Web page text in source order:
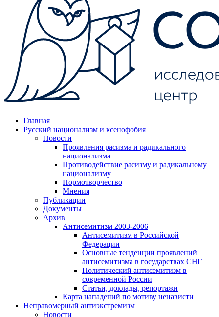
Главная
Русский национализм и ксенофобия
Новости
Проявления расизма и радикального
национализма
Противодействие расизму и радикальному
национализму
Нормотворчество
Мнения
Публикации
Документы
Архив
Антисемитизм 2003-2006
Антисемитизм в Российской
Федерации
Основные тенденции проявлений
антисемитизма в государствах СНГ
Политический антисемитизм в
современной России
Статьи, доклады, репортажи
Карта нападений по мотиву ненависти
Неправомерный антиэкстремизм
Новости